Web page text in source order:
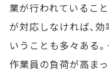
業が行われているこ
が対応しなければ、
いうことも多々ある
作業員の負荷が高ま